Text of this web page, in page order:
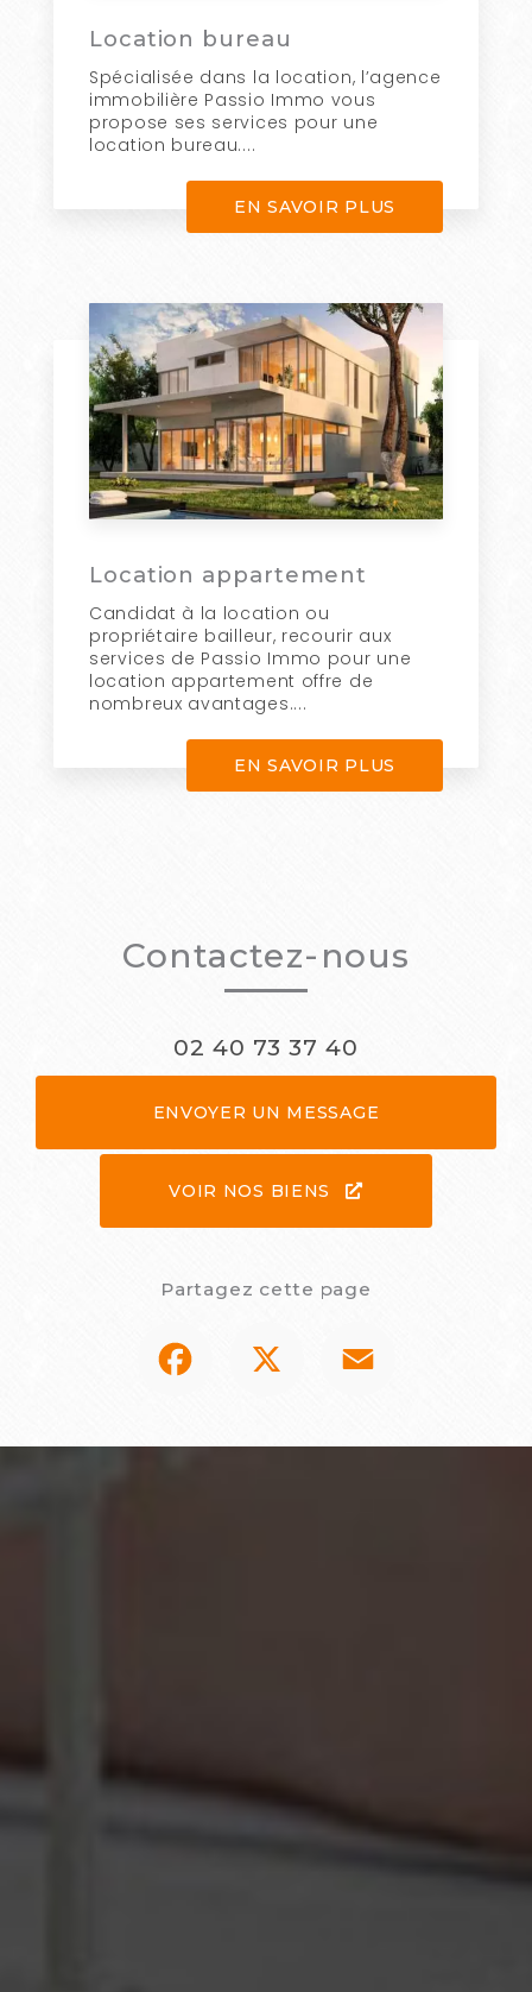
Location bureau
Spécialisée dans la location, l’agence
immobilière Passio Immo vous
propose ses services pour une
location bureau....
EN SAVOIR PLUS
Location appartement
Candidat à la location ou
propriétaire bailleur, recourir aux
services de Passio Immo pour une
location appartement offre de
nombreux avantages....
EN SAVOIR PLUS
Contactez-nous
02 40 73 37 40
ENVOYER UN MESSAGE
VOIR NOS BIENS
Partagez cette page